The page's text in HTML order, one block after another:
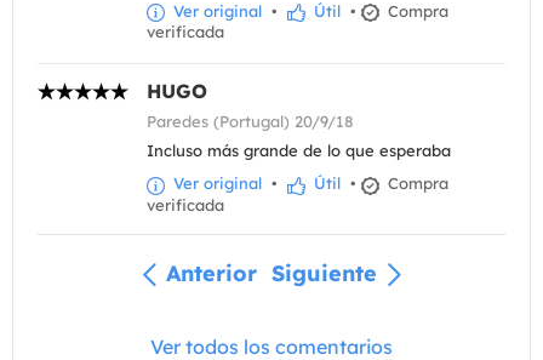
Ver original • Útil •
Compra
verificada
HUGO
Paredes (Portugal) 20/9/18
Incluso más grande de lo que esperaba
Ver original • Útil •
Compra
verificada
Anterior Siguiente
Ver todos los comentarios